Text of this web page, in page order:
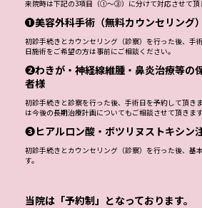
来院時は下記の3項目（①～③）に分けて対応させて頂
❶美容外科手術（無料カウンセリング
初診手続きとカウンセリング（診察）を行った後、手
日施術をご希望の方は事前にご相談ください。
❷わきが・神経線維腫・鼻炎治療等の
者様
初診手続きと診察を行った後、手術日を予約して頂き
は今後の長期治療計画についてもご相談させて頂きます
❸ヒアルロン酸・ボツリヌストキシン
初診手続きとカウンセリング（診察）を行った後、基
す。
当院は「予約制」となっております。